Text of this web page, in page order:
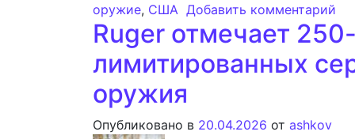
оружие, США Добавить комментарий
Ruger отмечает
лимитированных
оружия
Опубликовано в 20.04.2026 от ashkov